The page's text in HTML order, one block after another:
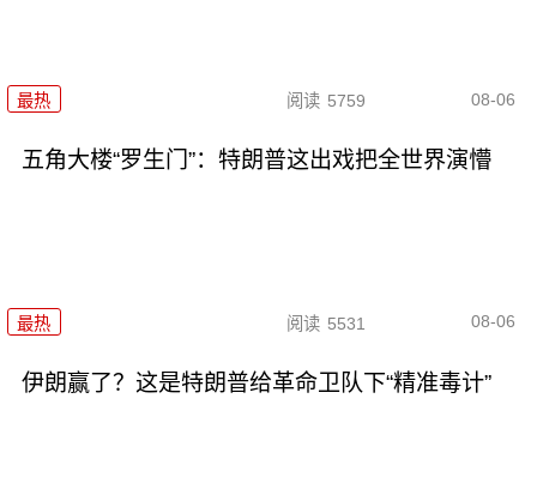
最热 阅读 5759 08-06
五角大楼“罗生门”：特朗普这出戏把全世界演懵
最热 阅读 5531 08-06
伊朗赢了？这是特朗普给革命卫队下“精准毒计”